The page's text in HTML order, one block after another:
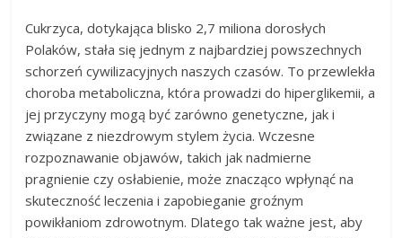
Cukrzyca, dotykająca blisko 2,7 miliona dorosłych
Polaków, stała się jednym z najbardziej powszechnych
schorzeń cywilizacyjnych naszych czasów. To przewlekła
choroba metaboliczna, która prowadzi do hiperglikemii, a
jej przyczyny mogą być zarówno genetyczne, jak i
związane z niezdrowym stylem życia. Wczesne
rozpoznawanie objawów, takich jak nadmierne
pragnienie czy osłabienie, może znacząco wpłynąć na
skuteczność leczenia i zapobieganie groźnym
powikłaniom zdrowotnym. Dlatego tak ważne jest, aby